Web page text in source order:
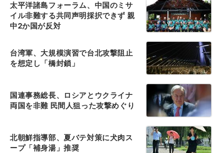
太平洋諸島フォーラム、中国のミサ
イル非難する共同声明採択できず 親
中2か国が反対
台湾軍、大規模演習で台北攻撃阻止
を想定し「橋封鎖」
国連事務総長、ロシアとウクライナ
両国を非難 民間人狙った攻撃めぐり
北朝鮮指導部、夏バテ対策に犬肉ス
ープ「補身湯」推奨